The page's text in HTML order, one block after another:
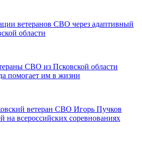
ветеранов СВО через адаптивный
области
СВО из Псковской области
помогает им в жизни
ветеран СВО Игорь Пучков
на всероссийских соревнованиях